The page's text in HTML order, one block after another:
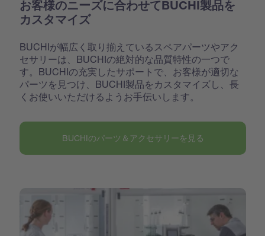
お客様のニーズに合わせてBUCHI製品を
カスタマイズ
BUCHIが幅広く取り揃えているスペアパーツやアク
セサリーは、BUCHIの絶対的な品質特性の一つで
す。BUCHIの充実したサポートで、お客様が適切な
パーツを見つけ、BUCHI製品をカスタマイズし、長
くお使いいただけるようお手伝いします。
BUCHIのパーツ＆アクセサリーを見る